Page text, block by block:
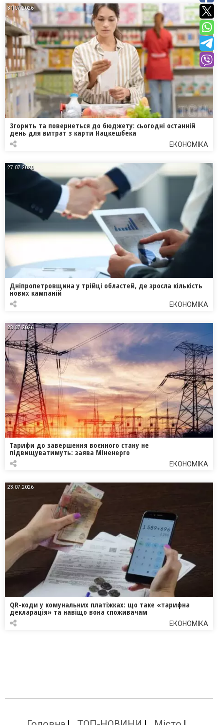
31.07.2026
Згорить та повернеться до бюджету: сьогодні останній
день для витрат з карти Нацкешбека
ЕКОНОМІКА
27.07.2026
Дніпропетровщина у трійці областей, де зросла кількість
нових кампаній
ЕКОНОМІКА
23.07.2026
Тарифи до завершення воєнного стану не
підвищуватимуть: заява Міненерго
ЕКОНОМІКА
23.07.2026
QR-коди у комунальних платіжках: що таке «тарифна
декларація» та навіщо вона споживачам
ЕКОНОМІКА